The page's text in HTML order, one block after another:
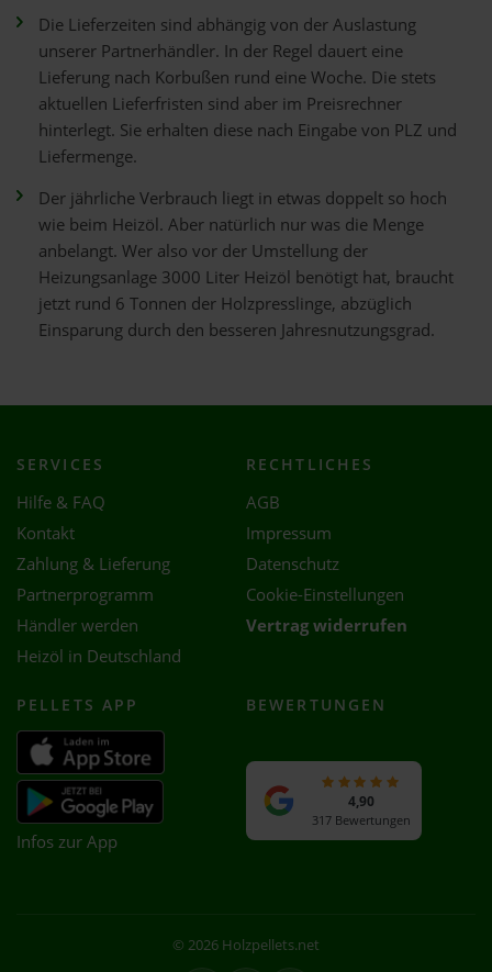
Die Lieferzeiten sind abhängig von der Auslastung
unserer Partnerhändler. In der Regel dauert eine
Lieferung nach Korbußen rund eine Woche. Die stets
aktuellen Lieferfristen sind aber im Preisrechner
hinterlegt. Sie erhalten diese nach Eingabe von PLZ und
Liefermenge.
Der jährliche Verbrauch liegt in etwas doppelt so hoch
wie beim Heizöl. Aber natürlich nur was die Menge
anbelangt. Wer also vor der Umstellung der
Heizungsanlage 3000 Liter Heizöl benötigt hat, braucht
jetzt rund 6 Tonnen der Holzpresslinge, abzüglich
Einsparung durch den besseren Jahresnutzungsgrad.
SERVICES
Hilfe & FAQ
Kontakt
Zahlung & Lieferung
Partnerprogramm
Händler werden
Heizöl in Deutschland
RECHTLICHES
AGB
Impressum
Datenschutz
Cookie-Einstellungen
Vertrag widerrufen
PELLETS APP
Infos zur App
BEWERTUNGEN
4,90
317 Bewertungen
© 2026 Holzpellets.net